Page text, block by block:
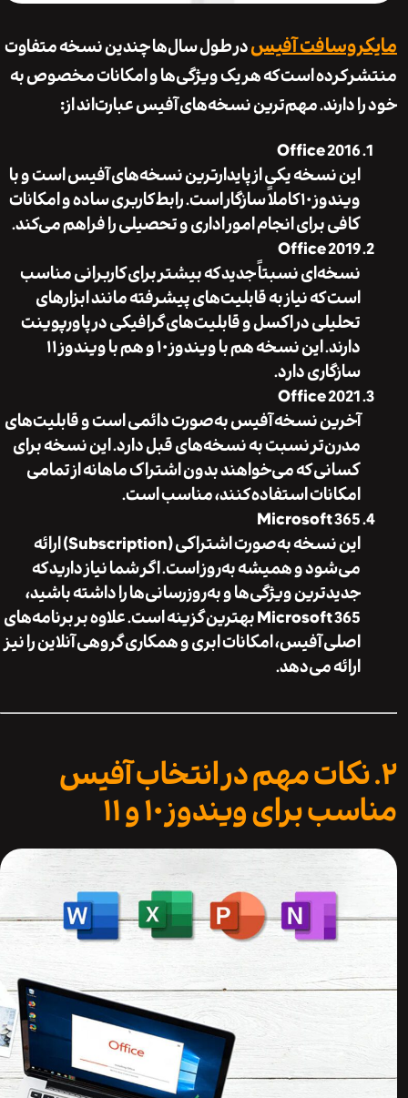
آفیسدر طول سال‌ها چندین نسخه متفاوت
کرده است که هر یک ویژگی‌ها و امکانات مخصوص به
دارند. مهم‌ترین نسخه‌های آفیس عبارت‌اند از:
Office 2016
این نسخه یکی از پایدارترین نسخه‌های آفیس است و با
ویندوز ۱۰ کاملاً سازگار است. رابط کاربری ساده و امکانات
کافی برای انجام امور اداری و تحصیلی را فراهم می‌کند.
Office 2019
نسخه‌ای نسبتاً جدید که بیشتر برای کاربرانی مناسب
است که نیاز به قابلیت‌های پیشرفته مانند ابزارهای
تحلیلی در اکسل و قابلیت‌های گرافیکی در پاورپوینت
دارند. این نسخه هم با ویندوز ۱۰ و هم با ویندوز ۱۱
سازگاری دارد.
Office 2021
آخرین نسخه آفیس به‌صورت دائمی است و قابلیت‌های
مدرن‌تر نسبت به نسخه‌های قبل دارد. این نسخه برای
کسانی که می‌خواهند بدون اشتراک ماهانه از تمامی
امکانات استفاده کنند، مناسب است.
Microsoft 365
این نسخه به‌صورت اشتراکی (Subscription) ارائه
می‌شود و همیشه به‌روز است. اگر شما نیاز دارید که
جدیدترین ویژگی‌ها و به‌روزرسانی‌ها را داشته باشید،
Microsoft 365 بهترین گزینه است. علاوه بر برنامه‌های
اصلی آفیس، امکانات ابری و همکاری گروهی آنلاین را نیز
ارائه می‌دهد.
نکات مهم در انتخاب آفیس
برای ویندوز ۱۰ و ۱۱